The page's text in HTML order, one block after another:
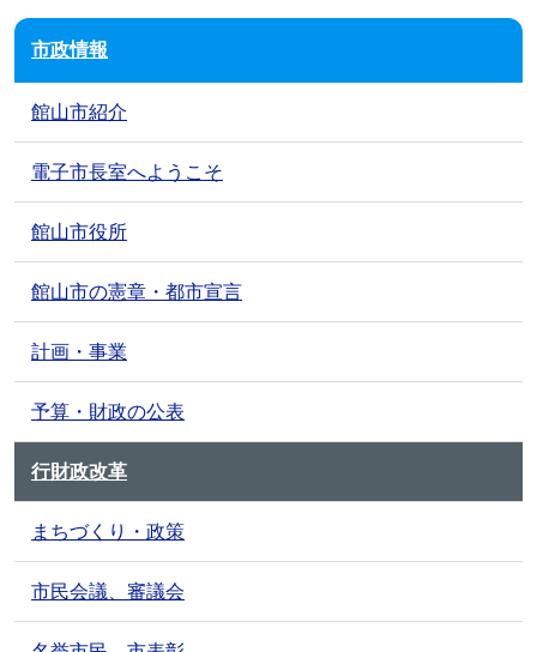
市政情報
館山市紹介
電子市長室へようこそ
館山市役所
館山市の憲章・都市宣言
計画・事業
予算・財政の公表
行財政改革
まちづくり・政策
市民会議、審議会